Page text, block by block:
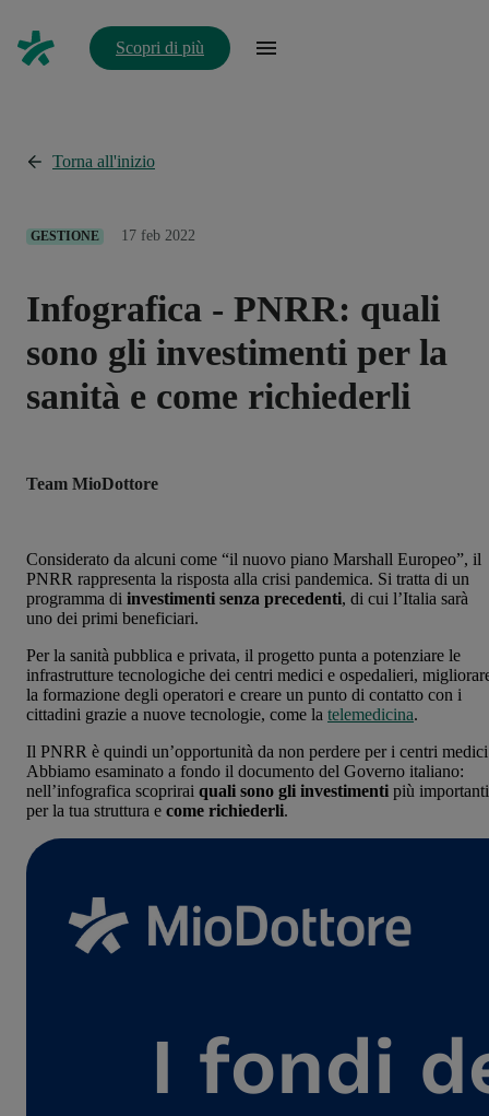
Scopri di più
Torna all'inizio
GESTIONE 17 feb 2022
Infografica - PNRR: quali
sono gli investimenti per la
sanità e come richiederli
Team MioDottore
Considerato da alcuni come “il nuovo piano Marshall Europeo”, il
PNRR rappresenta la risposta alla crisi pandemica. Si tratta di un
programma di investimenti senza precedenti, di cui l’Italia sarà
uno dei primi beneficiari.
Per la sanità pubblica e privata, il progetto punta a potenziare le
infrastrutture tecnologiche dei centri medici e ospedalieri,
la formazione degli operatori e creare un punto di contatto con i
cittadini grazie a nuove tecnologie, come la telemedicina.
Il PNRR è quindi un’opportunità da non perdere per i centri
Abbiamo esaminato a fondo il documento del Governo italiano:
nell’infografica scoprirai quali sono gli investimenti più importanti
per la tua struttura e come richiederli.